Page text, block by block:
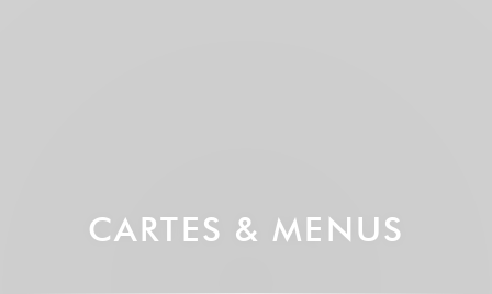
CARTES & MENUS